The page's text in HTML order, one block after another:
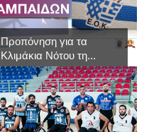
Προπόνηση για τα
Κλιμάκια Νότου τη...